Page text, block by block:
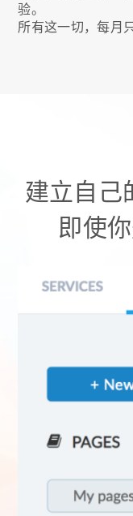
验。
所有这一切，每月
建立自己
即使